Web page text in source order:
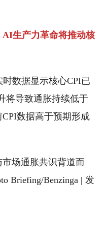
生产力革命将推动核
数据显示核心CPI已
将导致通胀持续低于
数据高于预期形成
场通胀共识背道而
Briefing/Benzinga | 发